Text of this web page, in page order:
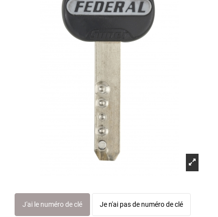
J'ai le numéro de clé Je n'ai pas de numéro de clé